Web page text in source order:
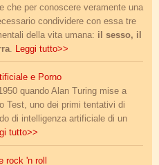
che per conoscere veramente una
condividere con essa tre
della vita umana: il sesso, il
. Leggi tutto>>
e Porno
quando Alan Turing mise a
Test, uno dei primi tentativi di
di intelligenza artificiale di un
tutto>>
rock 'n roll